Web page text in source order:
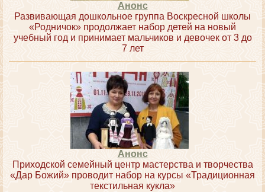
Анонс
Развивающая дошкольное группа Воскресной школы
«Родничок» продолжает набор детей на новый
учебный год и принимает мальчиков и девочек от 3 до
7 лет
Анонс
Приходской семейный центр мастерства и творчества
«Дар Божий» проводит набор на курсы «Традиционная
текстильная кукла»